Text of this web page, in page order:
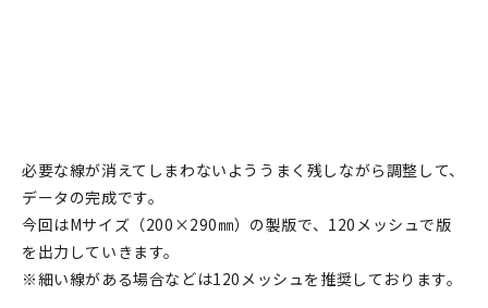
必要な線が消えてしまわないよううまく残しながら調整して、
データの完成です。
今回はMサイズ（200×290㎜）の製版で、120メッシュで版
を出力していきます。
※細い線がある場合などは120メッシュを推奨しております。